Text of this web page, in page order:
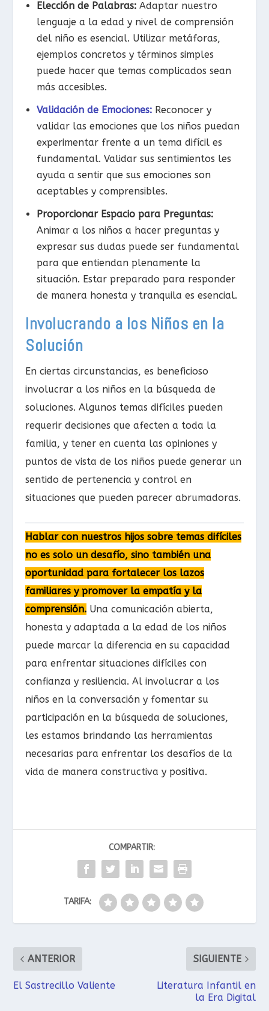
Elección de Palabras: Adaptar nuestro
lenguaje a la edad y nivel de comprensión
del niño es esencial. Utilizar metáforas,
ejemplos concretos y términos simples
puede hacer que temas complicados sean
más accesibles.
Validación de Emociones: Reconocer y
validar las emociones que los niños puedan
experimentar frente a un tema difícil es
fundamental. Validar sus sentimientos les
ayuda a sentir que sus emociones son
aceptables y comprensibles.
Proporcionar Espacio para Preguntas:
Animar a los niños a hacer preguntas y
expresar sus dudas puede ser fundamental
para que entiendan plenamente la
situación. Estar preparado para responder
de manera honesta y tranquila es esencial.
Involucrando a los Niños en la
Solución
En ciertas circunstancias, es beneficioso
involucrar a los niños en la búsqueda de
soluciones. Algunos temas difíciles pueden
requerir decisiones que afecten a toda la
familia, y tener en cuenta las opiniones y
puntos de vista de los niños puede generar un
sentido de pertenencia y control en
situaciones que pueden parecer abrumadoras.
Hablar con nuestros hijos sobre temas difíciles
no es solo un desafío, sino también una
oportunidad para fortalecer los lazos
familiares y promover la empatía y la
comprensión. Una comunicación abierta,
honesta y adaptada a la edad de los niños
puede marcar la diferencia en su capacidad
para enfrentar situaciones difíciles con
confianza y resiliencia. Al involucrar a los
niños en la conversación y fomentar su
participación en la búsqueda de soluciones,
les estamos brindando las herramientas
necesarias para enfrentar los desafíos de la
vida de manera constructiva y positiva.
COMPARTIR:
TARIFA:
ANTERIOR
El Sastrecillo Valiente
SIGUIENTE
Literatura Infantil en
la Era Digital